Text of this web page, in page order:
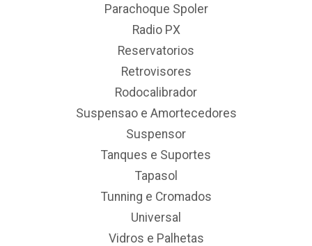
Parachoque Spoler
Radio PX
Reservatorios
Retrovisores
Rodocalibrador
Suspensao e Amortecedores
Suspensor
Tanques e Suportes
Tapasol
Tunning e Cromados
Universal
Vidros e Palhetas